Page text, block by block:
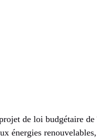
de loi budgétaire
énergies